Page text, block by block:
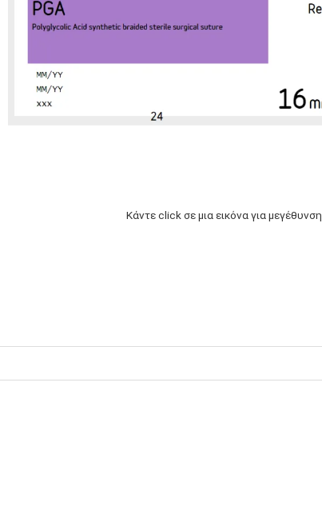
Κάντε click σε μια εικόνα για μεγέθυνση